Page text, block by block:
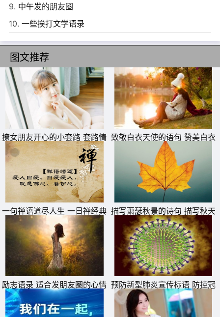
11、你怎么能那么可爱呢，比粉粉的棉花糖和软萌的小兔子
还要可爱一万倍，好喜欢你呀。
12、你是我的，谁都抢不走，我就是这么霸道;我是你的，
谁都领不走，我就是这么死心眼。
13、别让爱你的人伤了心，东西坏了可以修，衣服破了可以
补，人心一旦凉了，就捂不热了。
14、今晚我遇到一个很像很像你的人，我竟然不由自主，跟
了几步，或许是我太想你了吧。
15、我不要玫瑰花，我只想闯进你的心房，纵使你心里有小
鹿乱撞，我也会陪你一起疯狂。
9. 中午发的朋友圈
10. 一些挨打文学语录
图文推荐
撩女朋友开心的小套路 套路情
话大全一问一答
致敬白衣天使的语句 赞美白衣
天使一句话
一句禅语道尽人生 一日禅经典
句子
描写萧瑟秋景的诗句 描写秋天
萧瑟秋季的诗句
励志语录 适合发朋友圈的心情
句子
预防新型肺炎宣传标语 防控冠
状病毒疫情横幅警示标语